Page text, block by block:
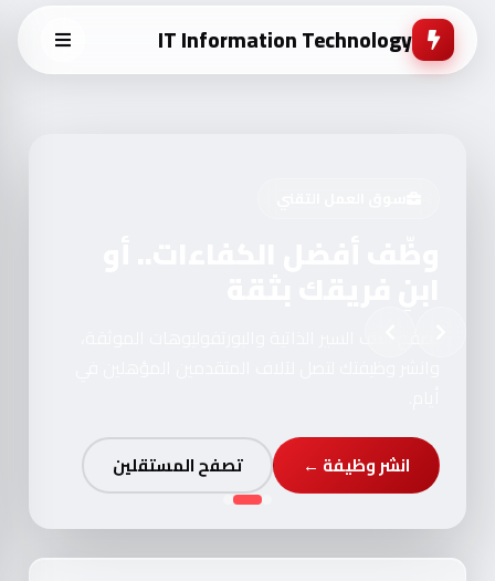
IT Information Technology
انشر وظيفة ← تصفح المستقلين